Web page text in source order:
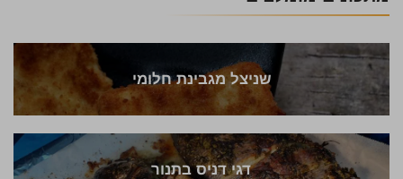
שניצל מגבינת חלומי
דגי דניס בתנור